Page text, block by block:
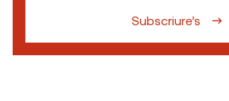
Subscriure’s